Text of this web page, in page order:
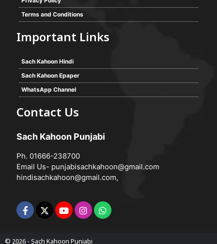
Terms and Conditions
Important Links
Sach Kahoon Hindi
Sach Kahoon Epaper
WhatsApp Channel
Contact Us
Sach Kahoon Punjabi
Ph. 01666-238700
Email Us- punjabisachkahoon@gmail.com
hindisachkahoon@gmail.com,
© 2026 - Sach Kahoon Punjabi